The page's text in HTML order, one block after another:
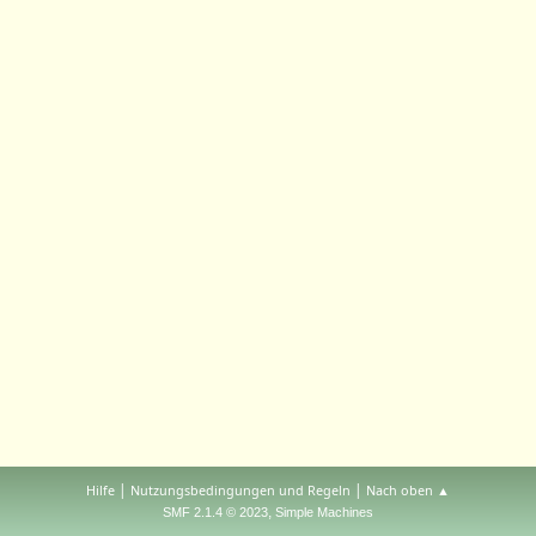
Hilfe | Nutzungsbedingungen und Regeln | Nach oben ▲
SMF 2.1.4 © 2023, Simple Machines